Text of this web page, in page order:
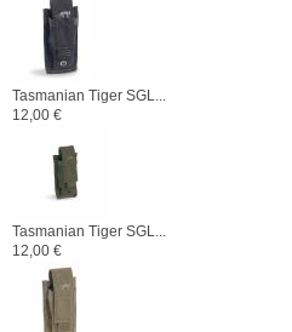
Tasmanian Tiger SGL...
12,00 €
Tasmanian Tiger SGL...
12,00 €